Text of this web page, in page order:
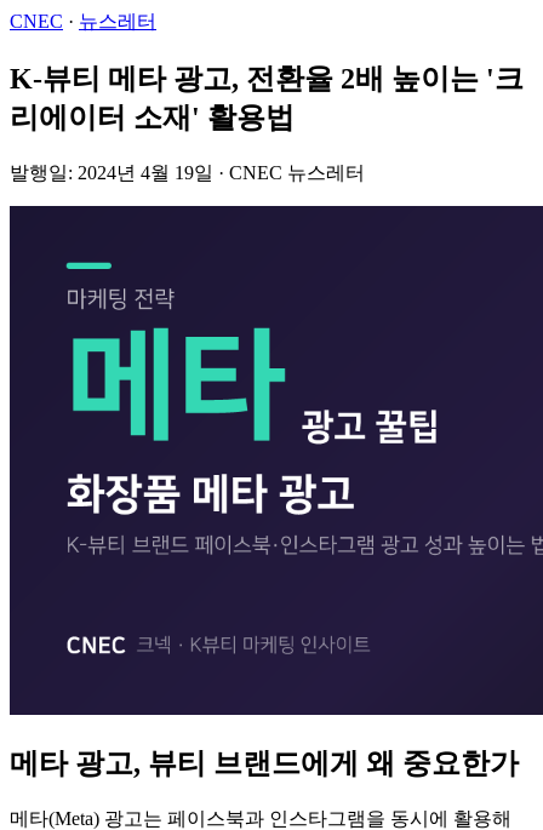
CNEC · 뉴스레터
K-뷰티 메타 광고, 전환율 2배 높이는 '크
리에이터 소재' 활용법
발행일: 2024년 4월 19일 · CNEC 뉴스레터
메타 광고, 뷰티 브랜드에게 왜 중요한가
메타(Meta) 광고는 페이스북과 인스타그램을 동시에 활용해